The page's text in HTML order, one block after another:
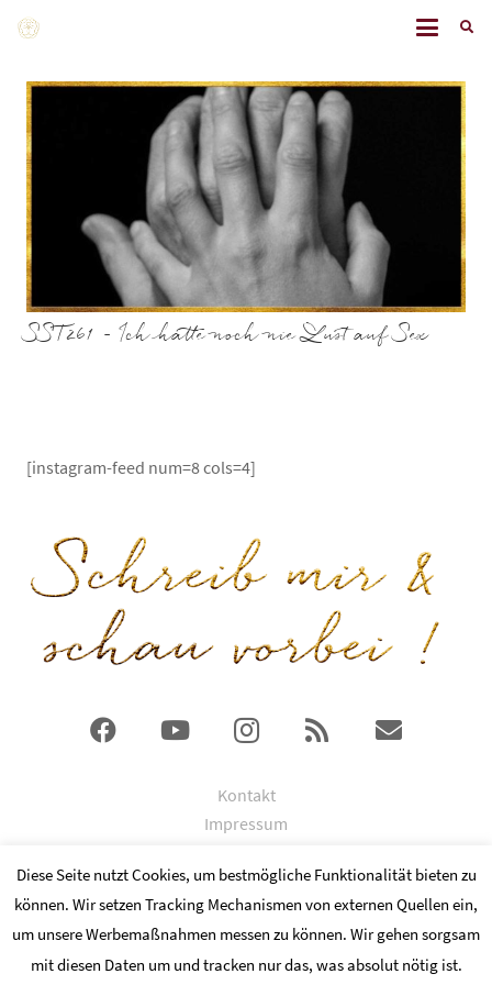
SST261 – Ich hatte noch nie Lust auf Sex
[instagram-feed num=8 cols=4]
Kontakt
Impressum
© 2024 Copyright by Kathrin Ismaier
Fotocredits an
Diese Seite nutzt Cookies, um bestmögliche Funktionalität bieten zu
können. Wir setzen Tracking Mechanismen von externen Quellen ein,
um unsere Werbemaßnahmen messen zu können. Wir gehen sorgsam
mit diesen Daten um und tracken nur das, was absolut nötig ist.